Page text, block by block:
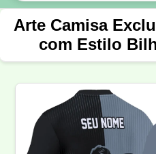
Arte Camisa
com Estilo